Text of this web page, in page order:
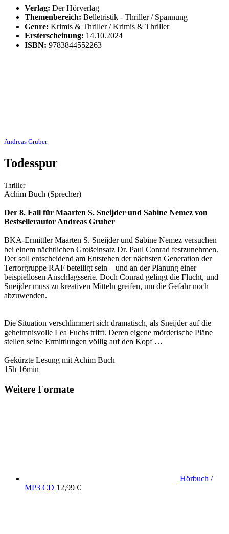
Verlag: Der Hörverlag
Themenbereich: Belletristik - Thriller / Spannung
Genre: Krimis & Thriller / Krimis & Thriller
Ersterscheinung: 14.10.2024
ISBN: 9783844552263
Andreas Gruber
Todesspur
Thriller
Achim Buch (Sprecher)
Der 8. Fall für Maarten S. Sneijder und Sabine Nemez von
Bestsellerautor Andreas Gruber
BKA-Ermittler Maarten S. Sneijder und Sabine Nemez versuchen
bei einem nächtlichen Großeinsatz Dr. Paul Conrad festzunehmen.
Der soll entscheidend am Entstehen der nächsten Generation der
Terrorgruppe RAF beteiligt sein – und an der Planung einer
beispiellosen Anschlagsserie. Doch Conrad gelingt die Flucht, und
Sneijder muss zu kreativen Mitteln greifen, um die Gefahr noch
abzuwenden.
Die Situation verschlimmert sich dramatisch, als Sneijder auf die
geheimnisvolle Lea Fuchs trifft. Deren eigene mörderische Pläne
stellen seine Ermittlungen völlig auf den Kopf …
Gekürzte Lesung mit Achim Buch
15h 16min
Weitere Formate
Hörbuch /
MP3 CD 12,99 €